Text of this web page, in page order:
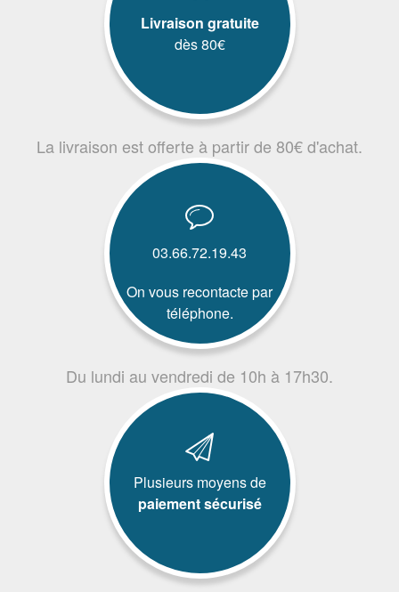
Livraison gratuite
dès 80€
La livraison est offerte à partir de 80€ d'achat.
03.66.72.19.43
On vous recontacte par
téléphone.
Du lundi au vendredi de 10h à 17h30.
Plusieurs moyens de
paiement sécurisé